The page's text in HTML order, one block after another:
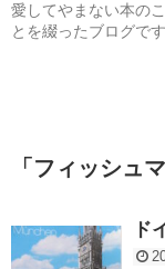
愛してやまない本の
とを綴ったブログです
「 フィッシュ
ド